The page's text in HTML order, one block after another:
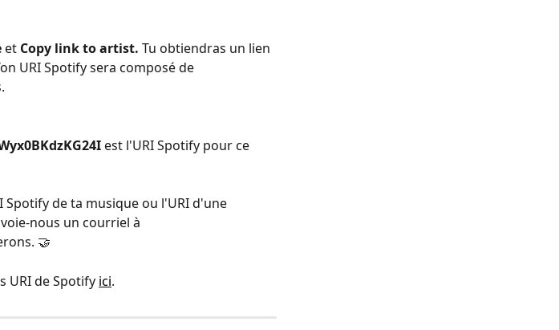
et Copy link to artist. Tu obtiendras un lien
URI Spotify sera composé de
est l'URI Spotify pour ce
de ta musique ou l'URI d'une
nous un courriel à
🤝
URI de Spotify ici.